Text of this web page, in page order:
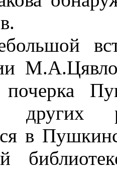
почерка
других
в